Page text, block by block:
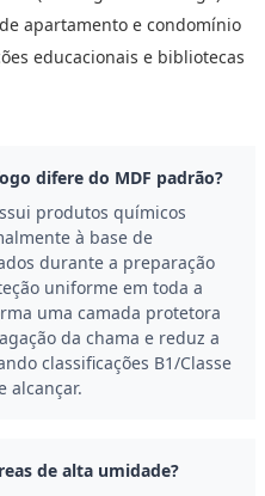
apartamento e condomínio
educacionais e bibliotecas
difere do MDF padrão?
produtos químicos
à base de
durante a preparação
uniforme em toda a
uma camada protetora
da chama e reduz a
classificações B1/Classe
alcançar.
de alta umidade?